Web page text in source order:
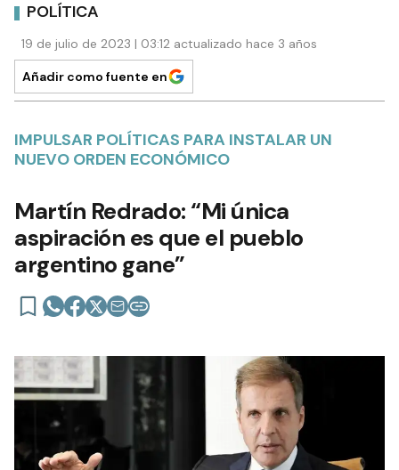
POLÍTICA
19 de julio de 2023 | 03:12 actualizado hace 3 años
Añadir como fuente en
IMPULSAR POLÍTICAS PARA INSTALAR UN
NUEVO ORDEN ECONÓMICO
Martín Redrado: “Mi única
aspiración es que el pueblo
argentino gane”